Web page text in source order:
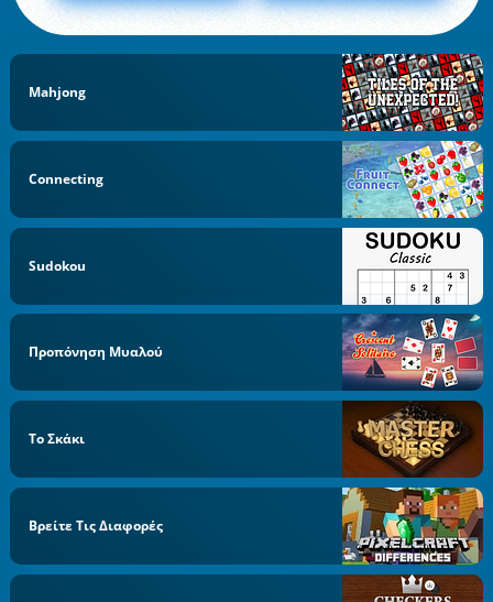
Mahjong
Connecting
Sudokou
Προπόνηση Μυαλού
Το Σκάκι
Βρείτε Τις Διαφορές